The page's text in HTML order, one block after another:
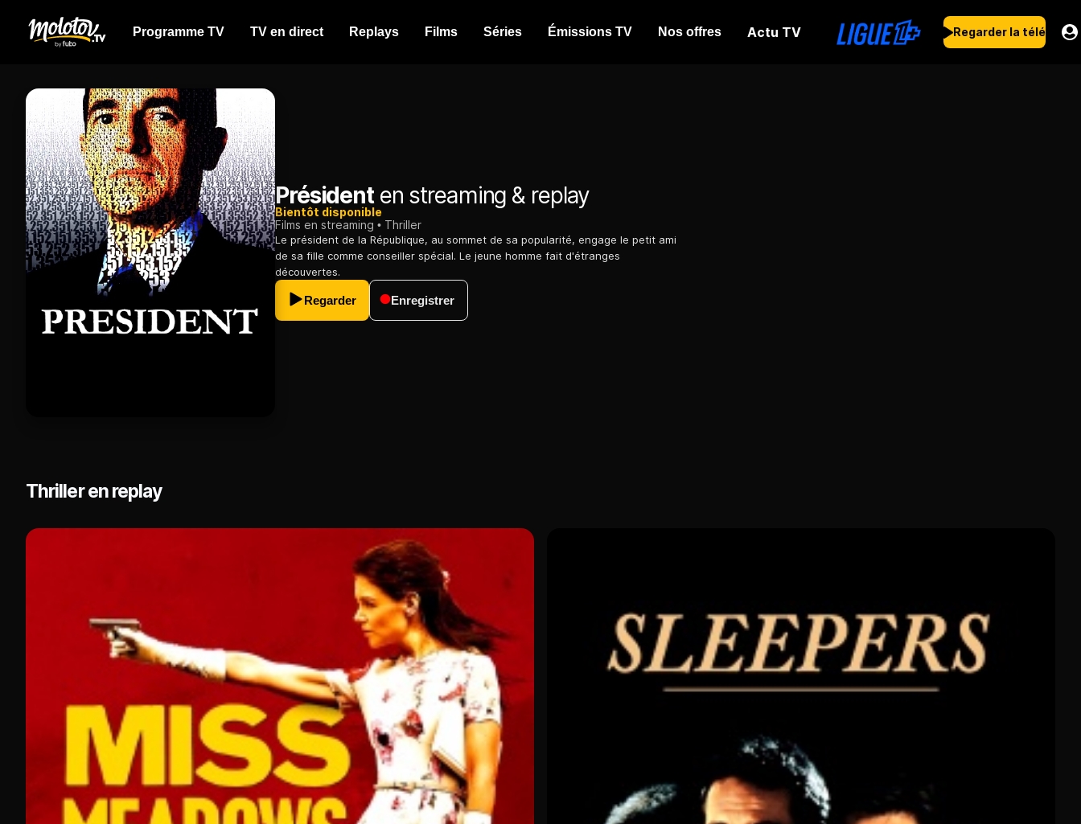
Programme TV TV en direct Replays Films Séries Émissions TV Nos offres Actu TV Regarder la télé
Présidenten streaming & replay
Bientôt disponible
Films en streaming
Thriller
Le président de la République, au sommet de sa popularité, engage le petit ami
de sa fille comme conseiller spécial. Le jeune homme fait d'étranges
découvertes.
Regarder Enregistrer
Thriller en replay